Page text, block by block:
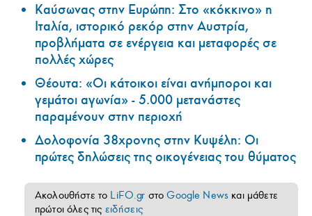
Καύσωνας στην Ευρώπη: Στο «κόκκινο» η
Ιταλία, ιστορικό ρεκόρ στην Αυστρία,
προβλήματα σε ενέργεια και μεταφορές σε
πολλές χώρες
Θέουτα: «Οι κάτοικοι είναι ανήμποροι και
γεμάτοι αγωνία» - 5.000 μετανάστες
παραμένουν στην περιοχή
Δολοφονία 38χρονης στην Κυψέλη: Οι
πρώτες δηλώσεις της οικογένειας του θύματος
Ακολουθήστε το LiFO.gr στοGoogle News και μάθετε
πρώτοι όλες τις ειδήσεις